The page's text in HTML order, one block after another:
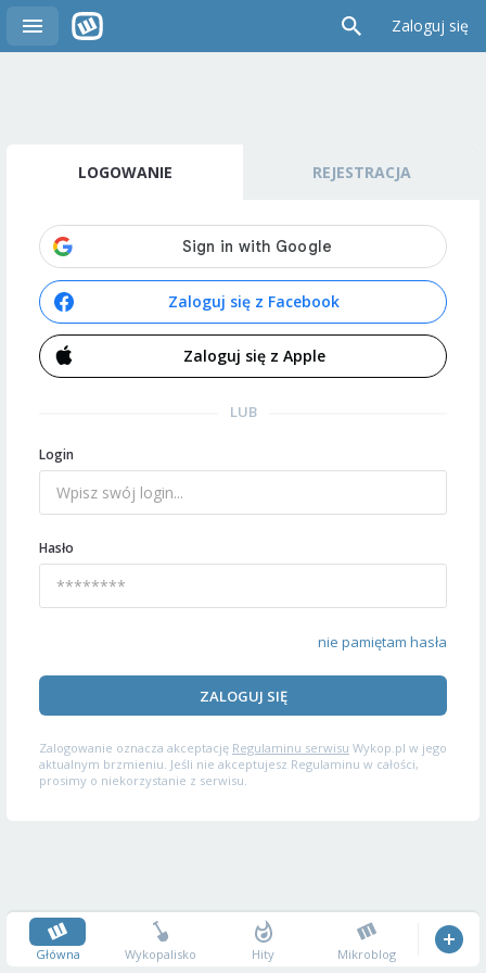
Zaloguj się
LOGOWANIE REJESTRACJA
Zaloguj się z Facebook
Zaloguj się z Apple
LUB
Login
Hasło
nie pamiętam hasła
ZALOGUJ SIĘ
Zalogowanie oznacza akceptację Regulaminu serwisu Wykop.pl w jego
aktualnym brzmieniu. Jeśli nie akceptujesz Regulaminu w całości,
prosimy o niekorzystanie z serwisu.
Główna Wykopalisko Hity Mikroblog